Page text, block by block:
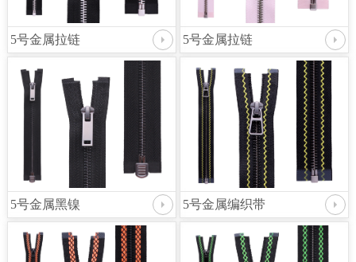
5号金属拉链 5号金属拉链
5号金属黑镍 5号金属编织带